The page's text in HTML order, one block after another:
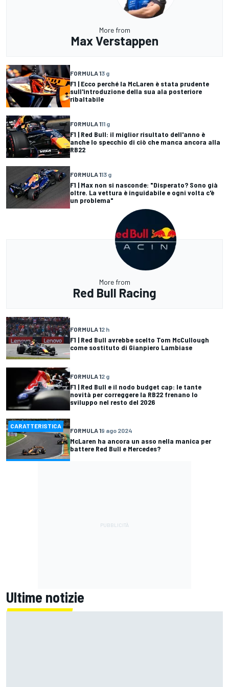
More from
Max Verstappen
FORMULA 13 g
F1 | Ecco perché la McLaren è stata prudente
sull'introduzione della sua ala posteriore
ribaltabile
FORMULA 111 g
F1 | Red Bull: il miglior risultato dell'anno è
anche lo specchio di ciò che manca ancora alla
RB22
FORMULA 113 g
F1 | Max non si nasconde: "Disperato? Sono già
oltre. La vettura è inguidabile e ogni volta c'è
un problema"
More from
Red Bull Racing
FORMULA 12 h
F1 | Red Bull avrebbe scelto Tom McCullough
come sostituto di Gianpiero Lambiase
FORMULA 12 g
F1 | Red Bull e il nodo budget cap: le tante
novità per correggere la RB22 frenano lo
sviluppo nel resto del 2026
CARATTERISTICA
FORMULA 19 ago 2024
McLaren ha ancora un asso nella manica per
battere Red Bull e Mercedes?
Ultime notizie